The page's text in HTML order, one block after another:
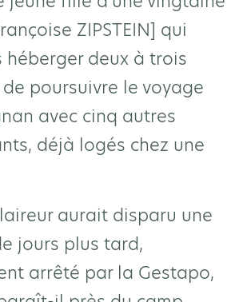
ZIPSTEIN] qui
héberger deux à trois
poursuivre le voyage
avec cinq autres
déjà logés chez une
aurait disparu une
jours plus tard,
arrêté par la Gestapo,